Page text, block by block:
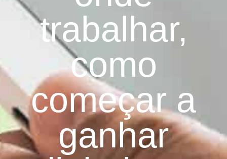
trabalhar,
como
começar a
ganhar